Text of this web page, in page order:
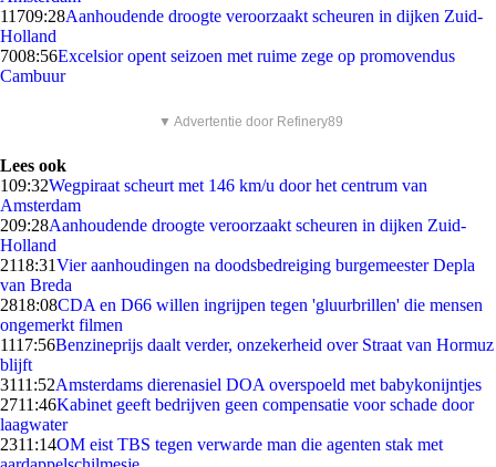
11709:28Aanhoudende droogte veroorzaakt scheuren in dijken Zuid-
Holland
7008:56Excelsior opent seizoen met ruime zege op promovendus
Cambuur
▼ Advertentie door Refinery89
Lees ook
109:32Wegpiraat scheurt met 146 km/u door het centrum van
Amsterdam
209:28Aanhoudende droogte veroorzaakt scheuren in dijken Zuid-
Holland
2118:31Vier aanhoudingen na doodsbedreiging burgemeester Depla
van Breda
2818:08CDA en D66 willen ingrijpen tegen 'gluurbrillen' die mensen
ongemerkt filmen
1117:56Benzineprijs daalt verder, onzekerheid over Straat van Hormuz
blijft
3111:52Amsterdams dierenasiel DOA overspoeld met babykonijntjes
2711:46Kabinet geeft bedrijven geen compensatie voor schade door
laagwater
2311:14OM eist TBS tegen verwarde man die agenten stak met